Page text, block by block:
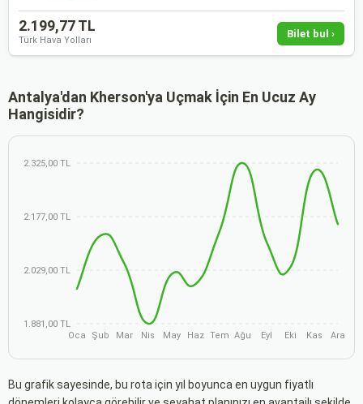
2.199,77 TL
Türk Hava Yolları
Bilet bul ›
Antalya'dan Kherson'ya Uçmak İçin En Ucuz Ay
Hangisidir?
2.325,00 TL
2.177,00 TL
2.029,00 TL
1.881,00 TL
Oca
Şub Mar Nis May Haz Tem Ağu Eyl Eki Kas Ara
Bu grafik sayesinde, bu rota için yıl boyunca en uygun fiyatlı